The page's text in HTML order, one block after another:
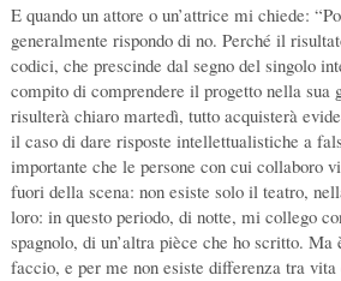
E quando un attore o un’attrice mi chiede:
generalmente rispondo di no. Perché il
codici, che prescinde dal segno del singolo
compito di comprendere il progetto nella sua
risulterà chiaro martedì, tutto acquisterà
il caso di dare risposte intellettualistiche a
importante che le persone con cui collaboro
fuori della scena: non esiste solo il teatro,
loro: in questo periodo, di notte, mi collego
spagnolo, di un’altra pièce che ho scritto.
faccio, e per me non esiste differenza tra vita